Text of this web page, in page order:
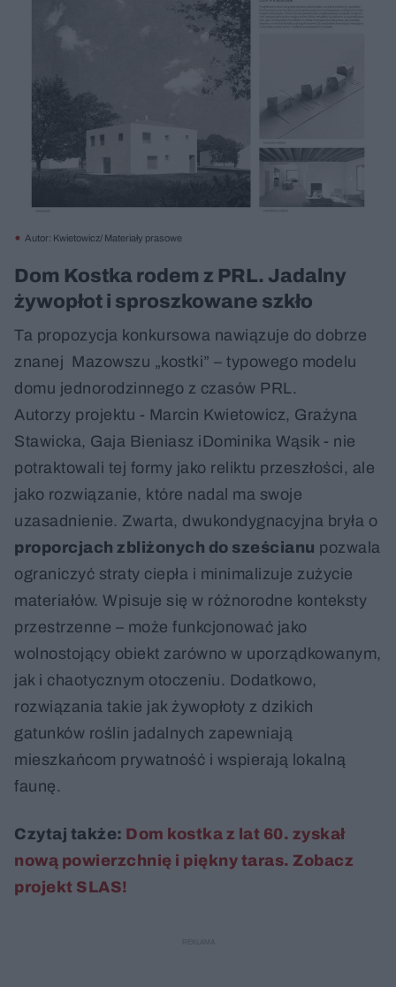
Autor: Kwietowicz/ Materiały prasowe
Dom Kostka rodem z PRL. Jadalny
żywopłot i sproszkowane szkło
Ta propozycja konkursowa nawiązuje do dobrze
znanej Mazowszu „kostki” – typowego modelu
domu jednorodzinnego z czasów PRL.
Autorzy projektu - Marcin Kwietowicz, Grażyna
Stawicka, Gaja Bieniasz iDominika Wąsik - nie
potraktowali tej formy jako reliktu przeszłości, ale
jako rozwiązanie, które nadal ma swoje
uzasadnienie. Zwarta, dwukondygnacyjna bryła o
proporcjach zbliżonych do sześcianu pozwala
ograniczyć straty ciepła i minimalizuje zużycie
materiałów. Wpisuje się w różnorodne konteksty
przestrzenne – może funkcjonować jako
wolnostojący obiekt zarówno w uporządkowanym,
jak i chaotycznym otoczeniu. Dodatkowo,
rozwiązania takie jak żywopłoty z dzikich
gatunków roślin jadalnych zapewniają
mieszkańcom prywatność i wspierają lokalną
faunę.
Czytaj także: Dom kostka z lat 60. zyskał
nową powierzchnię i piękny taras. Zobacz
projekt SLAS!